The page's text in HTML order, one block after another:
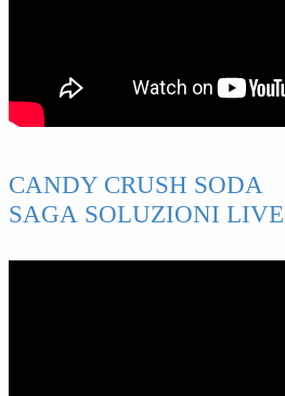
CANDY CRUSH SODA
SAGA SOLUZIONI